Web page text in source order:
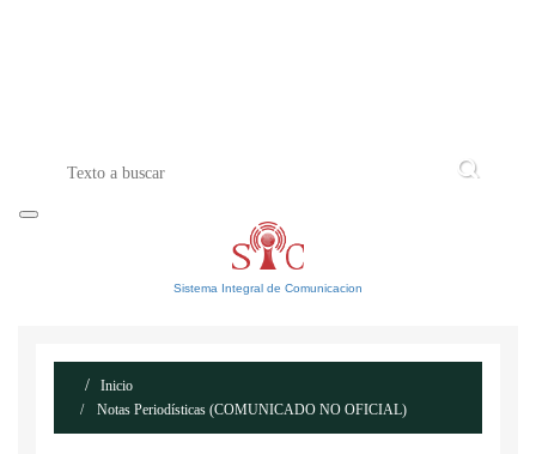
Sistema Integral de Comunicacion
Inicio
Notas Periodísticas (COMUNICADO NO OFICIAL)